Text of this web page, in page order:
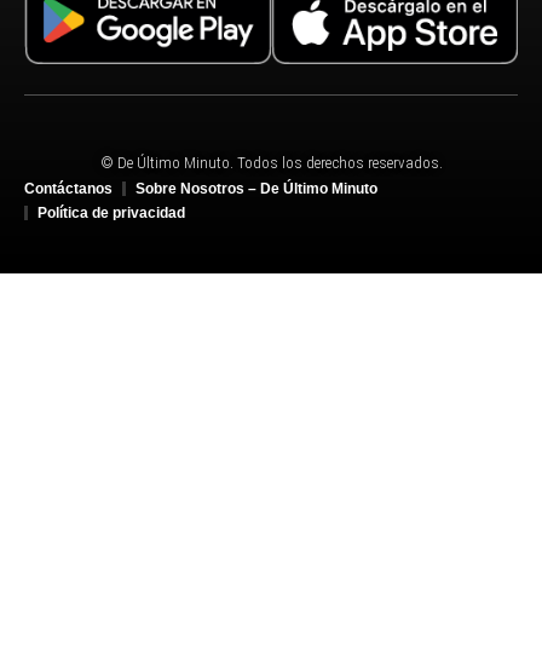
© De Último Minuto. Todos los derechos reservados.
Contáctanos
Sobre Nosotros – De Último Minuto
Política de privacidad